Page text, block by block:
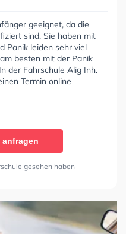
geeignet, da die
sind. Sie haben mit
Panik leiden sehr viel
besten mit der Panik
der Fahrschule Alig Inh.
Termin online
anfragen
gesehen haben